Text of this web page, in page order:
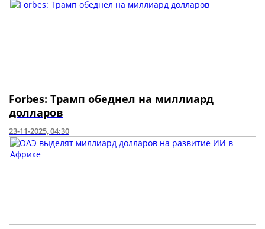
Forbes: Трамп обеднел на миллиард
долларов
23-11-2025, 04:30